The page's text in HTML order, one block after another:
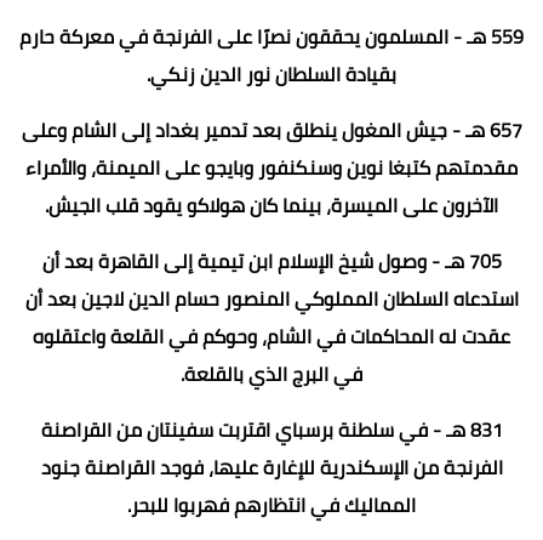
559 هـ - المسلمون يحققون نصرًا على الفرنجة في معركة حارم
بقيادة السلطان نور الدين زنكي.
657 هـ - جيش المغول ينطلق بعد تدمير بغداد إلى الشام وعلى
مقدمتهم كتبغا نوين وسنكنفور وبايجو على الميمنة، والأمراء
الآخرون على الميسرة، بينما كان هولاكو يقود قلب الجيش.
705 هـ - وصول شيخ الإسلام ابن تيمية إلى القاهرة بعد أن
استدعاه السلطان المملوكي المنصور حسام الدين لاجين بعد أن
عقدت له المحاكمات في الشام، وحوكم في القلعة واعتقلوه
في البرج الذي بالقلعة.
831 هـ - في سلطنة برسباي اقتربت سفينتان من القراصنة
الفرنجة من الإسكندرية للإغارة عليها، فوجد القراصنة جنود
المماليك في انتظارهم فهربوا للبحر.